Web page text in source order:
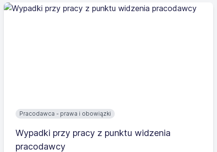
Pracodawca - prawa i obowiązki
Wypadki przy pracy z punktu widzenia
pracodawcy